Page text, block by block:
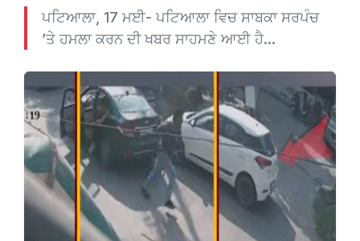
ਪਟਿਆਲਾ, 17 ਮਈ- ਪਟਿਆਲਾ ਵਿਚ ਸਾਬਕਾ ਸਰਪੰਚ
’ਤੇ ਹਮਲਾ ਕਰਨ ਦੀ ਖਬਰ ਸਾਹਮਣੇ ਆਈ ਹੈ...